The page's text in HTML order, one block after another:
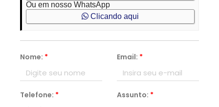
Ou em nosso WhatsApp
Clicando aqui
Nome: * Email: *
Telefone: * Assunto: *